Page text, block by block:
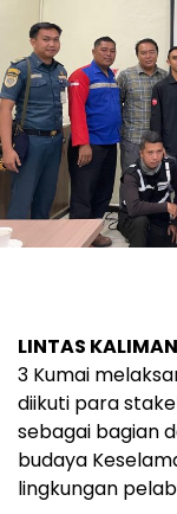
LINTAS
3 Kumai
diikuti para
sebagai bagian
budaya
lingkungan